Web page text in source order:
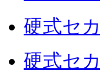
硬式セ
硬式セ